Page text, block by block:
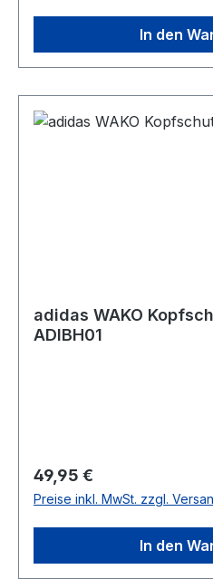
In den
adidas WAKO
ADIBH01
Regulärer Preis:
49,95 €
Preise inkl. MwSt. zzgl.
In den